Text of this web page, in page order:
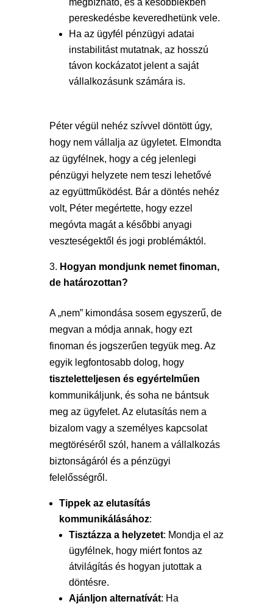
megbízható, és a későbbiekben
pereskedésbe keveredhetünk vele.
Ha az ügyfél pénzügyi adatai
instabilitást mutatnak, az hosszú
távon kockázatot jelent a saját
vállalkozásunk számára is.
Péter végül nehéz szívvel döntött úgy,
hogy nem vállalja az ügyletet. Elmondta
az ügyfélnek, hogy a cég jelenlegi
pénzügyi helyzete nem teszi lehetővé
az együttműködést. Bár a döntés nehéz
volt, Péter megértette, hogy ezzel
megóvta magát a későbbi anyagi
veszteségektől és jogi problémáktól.
Hogyan mondjunk nemet finoman,
de határozottan?
A „nem” kimondása sosem egyszerű, de
megvan a módja annak, hogy ezt
finoman és jogszerűen tegyük meg. Az
egyik legfontosabb dolog, hogy
tiszteletteljesen és egyértelműen
kommunikáljunk, és soha ne bántsuk
meg az ügyfelet. Az elutasítás nem a
bizalom vagy a személyes kapcsolat
megtöréséről szól, hanem a vállalkozás
biztonságáról és a pénzügyi
felelősségről.
Tippek az elutasítás
kommunikálásához:
Tisztázza a helyzetet: Mondja el az
ügyfélnek, hogy miért fontos az
átvilágítás és hogyan jutottak a
döntésre.
Ajánljon alternatívát: Ha